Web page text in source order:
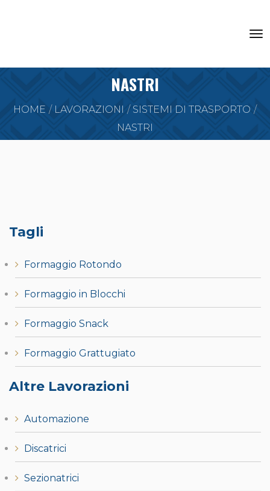
NASTRI
HOME LAVORAZIONI
SISTEMI DI TRASPORTO
NASTRI
Tagli
Formaggio Rotondo
Formaggio in Blocchi
Formaggio Snack
Formaggio Grattugiato
Altre Lavorazioni
Automazione
Discatrici
Sezionatrici